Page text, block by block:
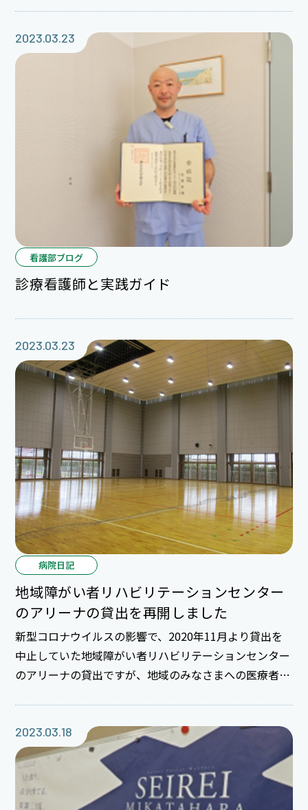
よろしくお願いします。
2023.03.23
看護部ブログ
診療看護師と実践ガイド
2023.03.23
病院日記
地域障がい者リハビリテーションセンター
のアリーナの貸出を再開しました
新型コロナウイルスの影響で、2020年11月より貸出を
中止していた地域障がい者リハビリテーションセンター
のアリーナの貸出ですが、地域のみなさまへの医療者と
再開することができました。 障がい者スポーツの実施
できる場所が少ないと聞いておりますので、今後は、障
がい者スポーツの普及とご利用になられる方々のために
貢献できるよう対応いたしますので、みなさまからのお
2023.03.18